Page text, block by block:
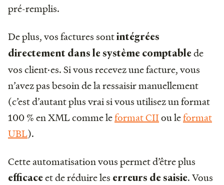
pré-remplis.
De plus, vos factures sontintégrées
directement dans le système comptablede
vos client·es. Si vous recevez une facture, vous
n’avez pas besoin de la ressaisir manuellement
(c’est d’autant plus vrai si vous utilisez un format
100 % en XML comme leformat CIIou leformat
UBL).
Cette automatisation vous permet d’être plus
efficaceet de réduire les erreurs de saisie. Vous